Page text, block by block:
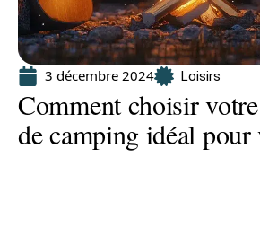
3 décembre 2024 Loisirs
Comment choisir
de camping idéal pour